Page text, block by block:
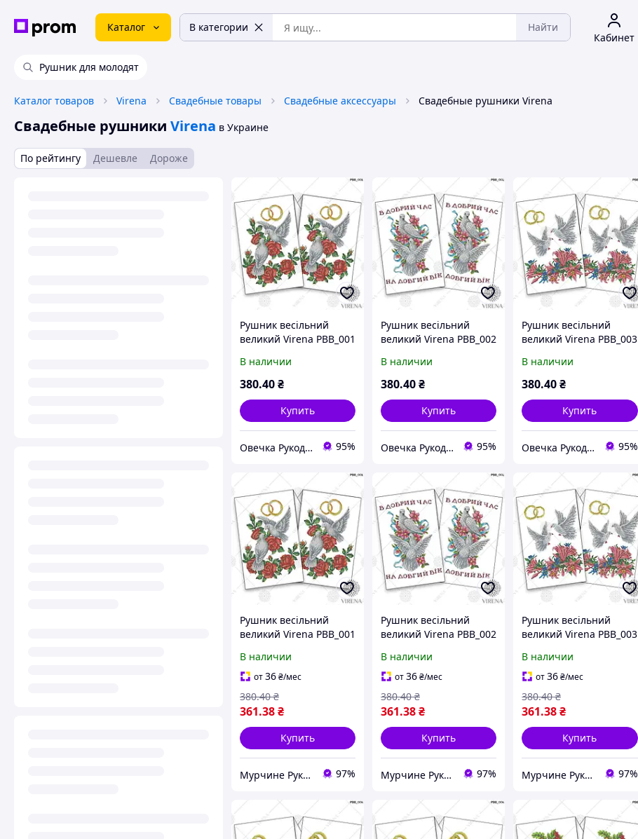
Каталог В категории Найти
Кабинет
Рушник для молодят
Каталог товаров Virena Свадебные товары Свадебные аксессуары Свадебные рушники Virena
Свадебные рушники Virena в Украине
По рейтингу Дешевле Дороже
Рушник весільний
великий Virena РВВ_001
В наличии
380.40₴
Купить
Овечка Рукодільниця 95%
Рушник весільний
великий Virena РВВ_002
В наличии
380.40₴
Купить
Овечка Рукодільниця 95%
Рушник весільний
великий Virena РВВ_003
В наличии
380.40₴
Купить
Овечка Рукодільниця 95%
Рушник весільний
великий Virena РВВ_001
В наличии
от36₴/мес
361.38₴
380.40 ₴
Купить
Мурчине Рукоділля - супермаркет рукоділля !!! 97%
Рушник весільний
великий Virena РВВ_002
В наличии
от36₴/мес
361.38₴
380.40 ₴
Купить
Мурчине Рукоділля - супермаркет рукоділля !!! 97%
Рушник весільний
великий Virena РВВ_003
В наличии
от36₴/мес
361.38₴
380.40 ₴
Купить
Мурчине Рукоділля - супермаркет рукоділля !!! 97%